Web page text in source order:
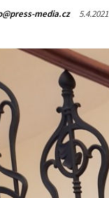
media.cz 5.4.2021